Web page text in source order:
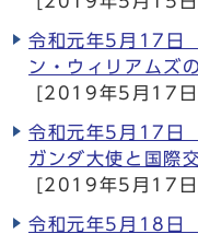
令和元年5月17日
ン・ウィリアムズ
[2019年5月17日
令和元年5月17日
ガンダ大使と国際
[2019年5月17日
令和元年5月18日